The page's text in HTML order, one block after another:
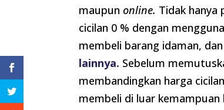
maupunonline. Tidak hanya
cicilan 0 % dengan
membeli barang idaman,
lainnya. Sebelum
membandingkan harga
membeli di luar